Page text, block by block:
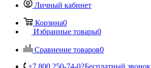
Личный кабинет
Корзина0
Избранные товары0
Сравнение товаров0
+7 800 250-74-02Бесплатный звонок